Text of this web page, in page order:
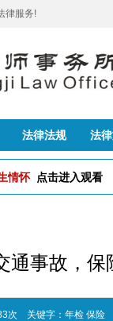
律服务!
法律法规 法
情怀 点击进入观看
通事故，保
次 关键字： 年检 保险